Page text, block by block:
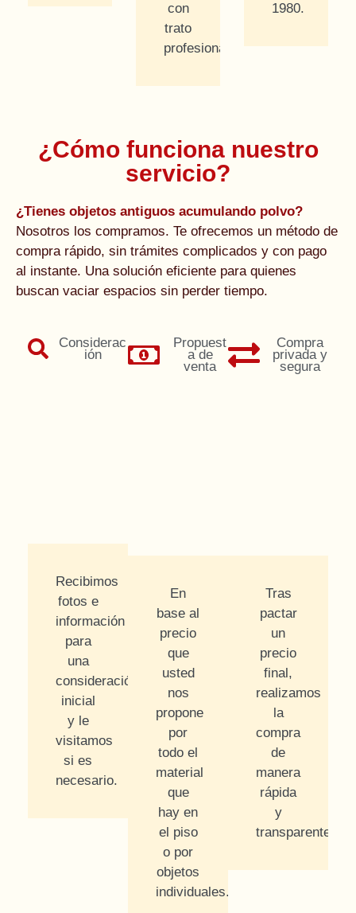
con
trato
profesional.
1980.
¿Cómo funciona nuestro
servicio?
¿Tienes objetos antiguos acumulando polvo?
Nosotros los compramos. Te ofrecemos un método de
compra rápido, sin trámites complicados y con pago
al instante. Una solución eficiente para quienes
buscan vaciar espacios sin perder tiempo.
Considerac
ión
Recibimos
fotos e
información
para
una
consideración
inicial
y le
visitamos
si es
necesario.
Propuest
a de
venta
En
base al
precio
que
usted
nos
propone
por
todo el
material
que
hay en
el piso
o por
objetos
individuales.
Compra
privada y
segura
Tras
pactar
un
precio
final,
realizamos
la
compra
de
manera
rápida
y
transparente.